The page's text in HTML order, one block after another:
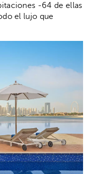
-64 de ellas
el lujo que